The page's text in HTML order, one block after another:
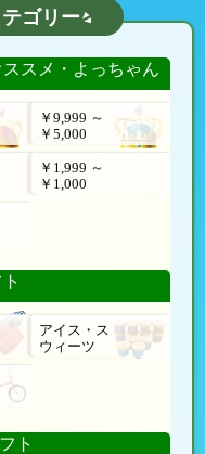
ゴリー
スメ・よっちゃん
￥9,999 ～
￥5,000
￥1,999 ～
￥1,000
アイス・ス
ウィーツ
ト